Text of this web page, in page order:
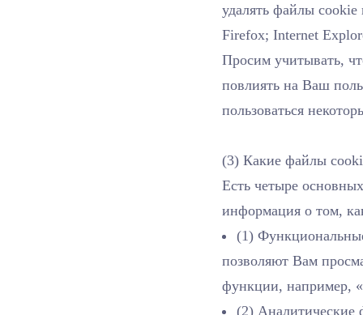
удалять файлы cookie
Firefox; Internet
Просим учитывать,
повлиять на Ваш
пользоваться
(3) Какие файлы
Есть четыре
информация о том,
(1)
позволяют Вам
функции, например,
(2) Аналитические